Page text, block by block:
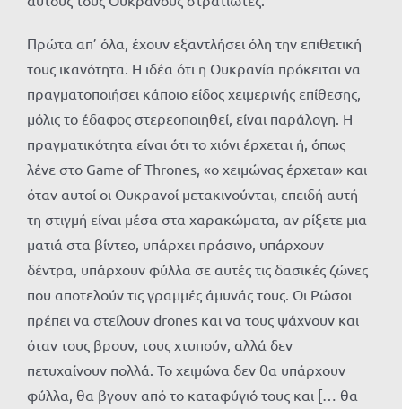
Πρώτα απ’ όλα, έχουν εξαντλήσει όλη την επιθετική
τους ικανότητα. Η ιδέα ότι η Ουκρανία πρόκειται να
πραγματοποιήσει κάποιο είδος χειμερινής επίθεσης,
μόλις το έδαφος στερεοποιηθεί, είναι παράλογη. Η
πραγματικότητα είναι ότι το χιόνι έρχεται ή, όπως
λένε στο Game of Thrones, «ο χειμώνας έρχεται» και
όταν αυτοί οι Ουκρανοί μετακινούνται, επειδή αυτή
τη στιγμή είναι μέσα στα χαρακώματα, αν ρίξετε μια
ματιά στα βίντεο, υπάρχει πράσινο, υπάρχουν
δέντρα, υπάρχουν φύλλα σε αυτές τις δασικές ζώνες
που αποτελούν τις γραμμές άμυνάς τους. Οι Ρώσοι
πρέπει να στείλουν drones και να τους ψάχνουν και
όταν τους βρουν, τους χτυπούν, αλλά δεν
πετυχαίνουν πολλά. Το χειμώνα δεν θα υπάρχουν
φύλλα, θα βγουν από το καταφύγιό τους και [… θα